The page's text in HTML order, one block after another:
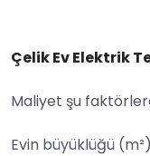
Çelik Ev Elektrik
Maliyet şu
Evin büyüklüğü (m²)